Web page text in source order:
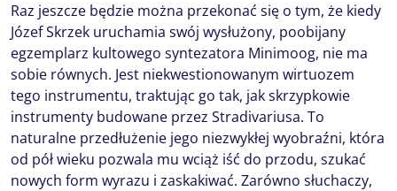
Raz jeszcze będzie można przekonać się o tym, że kiedy
Józef Skrzek uruchamia swój wysłużony, poobijany
egzemplarz kultowego syntezatora Minimoog, nie ma
sobie równych. Jest niekwestionowanym wirtuozem
tego instrumentu, traktując go tak, jak skrzypkowie
instrumenty budowane przez Stradivariusa. To
naturalne przedłużenie jego niezwykłej wyobraźni, która
od pół wieku pozwala mu wciąż iść do przodu, szukać
nowych form wyrazu i zaskakiwać. Zarówno słuchaczy,